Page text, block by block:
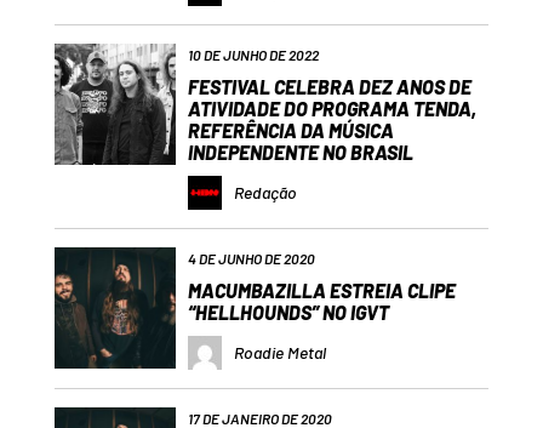
10 DE JUNHO DE 2022
FESTIVAL CELEBRA DEZ ANOS DE
ATIVIDADE DO PROGRAMA TENDA,
REFERÊNCIA DA MÚSICA
INDEPENDENTE NO BRASIL
Redação
4 DE JUNHO DE 2020
MACUMBAZILLA ESTREIA CLIPE
“HELLHOUNDS” NO IGVT
Roadie Metal
17 DE JANEIRO DE 2020